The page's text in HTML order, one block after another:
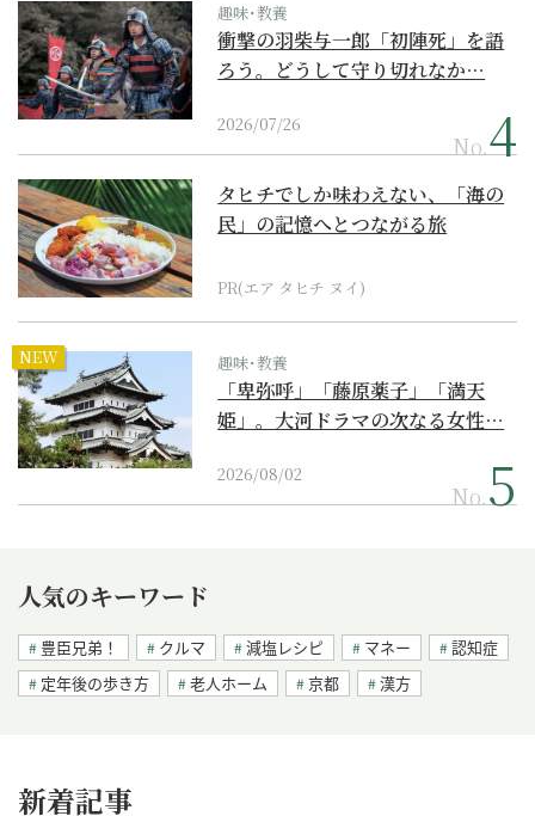
趣味･教養
衝撃の羽柴与一郎「初陣死」を語
ろう。どうして守り切れなか…
2026/07/26
No.
タヒチでしか味わえない、「海の
民」の記憶へとつながる旅
PR(エア タヒチ ヌイ)
NEW 趣味･教養
「卑弥呼」「藤原薬子」「満天
姫」。大河ドラマの次なる女性…
2026/08/02
No.
人気のキーワード
豊臣兄弟！ クルマ 減塩レシピ マネー
認知症
定年後の歩き方
老人ホーム 京都 漢方
新着記事